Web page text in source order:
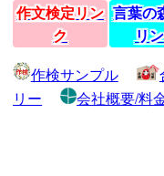
作文検定リン
ク
言葉の
リ
作検サンプル
リー
会社概要/料